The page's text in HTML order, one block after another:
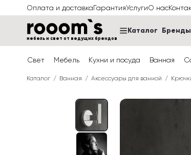
Оплата и доставкаГарантияУслугиО нас
мебель и свет от ведущих брендов
Каталог Бренды
Свет Мебель Кухни и посуда Ванная
Каталог Ванная Аксессуары для ванной